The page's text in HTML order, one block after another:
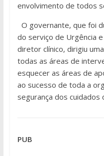
envolvimento de todos
O governante, que foi
do serviço de Urgência
diretor clínico, dirigiu
todas as áreas de
esquecer as áreas de
ao sucesso de toda a
segurança dos cuidados
PUB